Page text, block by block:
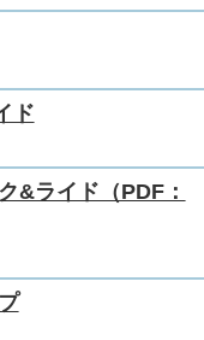
ド
&ライド（PDF：